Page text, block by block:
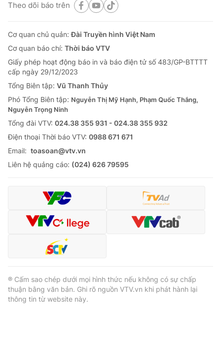
Theo dõi báo trên
Cơ quan chủ quản:Đài Truyền hình Việt Nam
Cơ quan báo chí: Thời báo VTV
Giấy phép hoạt động báo in và báo điện tử số 483/GP-BTTTT
cấp ngày 29/12/2023
Tổng Biên tập: Vũ Thanh Thủy
Phó Tổng Biên tập: Nguyễn Thị Mỹ Hạnh, Phạm Quốc Thắng,
Nguyễn Trọng Ninh
Tổng đài VTV: 024.38 355 931 - 024.38 355 932
Ðiện thoại Thời báo VTV: 0988 671 671
Email: toasoan@vtv.vn
Liên hệ quảng cáo: (024) 626 79595
® Cấm sao chép dưới mọi hình thức nếu không có sự chấp
thuận bằng văn bản. Ghi rõ nguồn VTV.vn khi phát hành lại
thông tin từ website này.